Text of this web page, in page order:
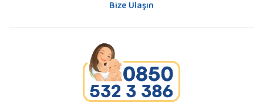
Bize Ulaşın